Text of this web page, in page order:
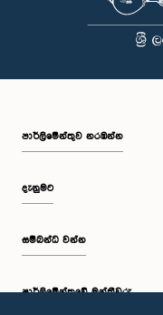
පාර්ලි‌මේන්තුව නරඹන්න
දැනුමට
සම්බන්ධ වන්න
පාර්ලි‌මේන්තුවේ මන්ත්‍රීවරු